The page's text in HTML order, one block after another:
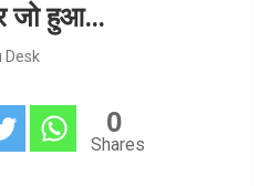
जो हुआ…
Desk
0
Shares